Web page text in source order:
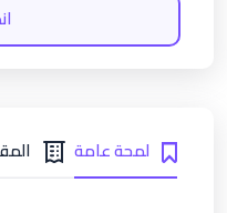
لمحة عامة